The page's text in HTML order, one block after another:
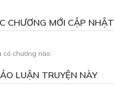
CHƯƠNG MỚI CẬP NHẬT
có chương nào.
LUẬN TRUYỆN NÀY